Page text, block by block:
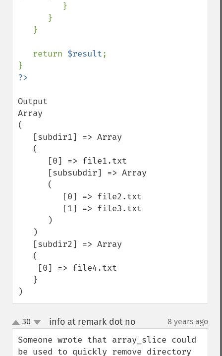
   return
$result;
Output
Array
(
)
up
down
30 info at remark dot no¶ 8 years ago
Someone wrote that array_slice could
be used to quickly remove directory